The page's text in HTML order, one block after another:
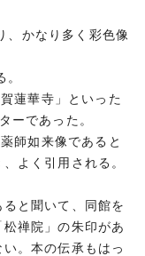
かなり多く彩色像
蓮華寺」といった
ーであった。
師如来像であると
よく引用される。
と聞いて、同館を
禅院」の朱印があ
。本の伝承もはっ